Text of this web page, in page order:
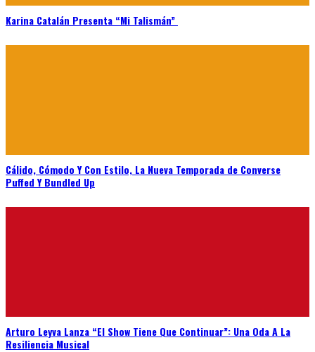
Karina Catalán Presenta “Mi Talismán”
Cálido, Cómodo Y Con Estilo, La Nueva Temporada de Converse
Puffed Y Bundled Up
Arturo Leyva Lanza “El Show Tiene Que Continuar”: Una Oda A La
Resiliencia Musical